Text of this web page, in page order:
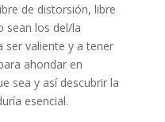
de distorsión, libre
sean los del/la
ser valiente y a tener
ahondar en
sea y así descubrir la
esencial.